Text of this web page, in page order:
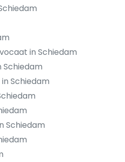
in Schiedam
Schiedam
Schiedam